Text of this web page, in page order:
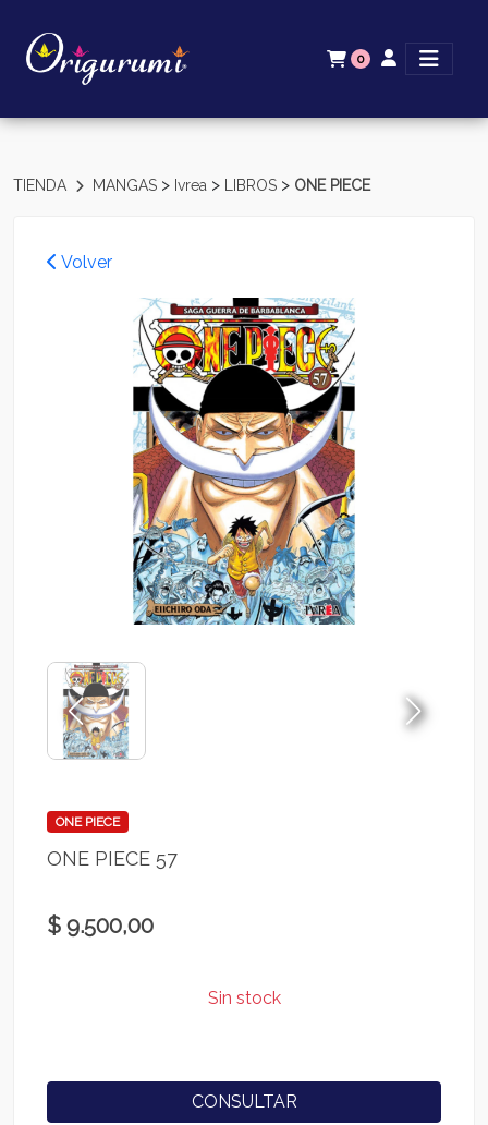
0
TIENDA MANGAS > Ivrea > LIBROS > ONE PIECE
Volver
ONE PIECE
ONE PIECE 57
$ 9.500,00
Sin stock
CONSULTAR